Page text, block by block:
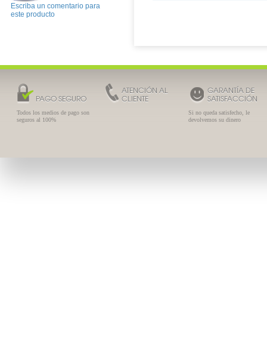
Escriba un comentario para
este producto
PAGO SEGURO
Todos los medios de pago son
seguros al 100%
ATENCIÓN AL
CLIENTE
GARANTÍA DE
SATISFACCIÓN
Si no queda satisfecho, le
devolvemos su dinero